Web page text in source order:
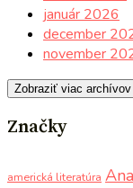
január 2026
december
november
Zobraziť viac archívov
Značky
americká literatúra